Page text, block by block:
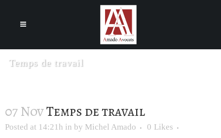
Temps de travail
07 NovTemps de travail
Posted at 14:21h in by Michel Amado 0 Likes